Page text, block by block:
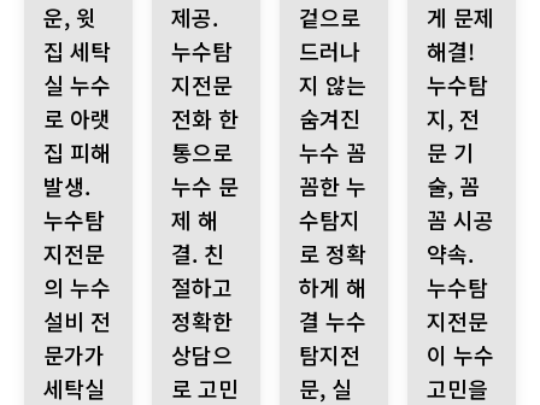
운, 윗
집 세탁
실 누수
로 아랫
집 피해
발생.
누수탐
지전문
의 누수
설비 전
문가가
세탁실
제공.
누수탐
지전문
전화 한
통으로
누수 문
제 해
결. 친
절하고
정확한
상담으
로 고민
겉으로
드러나
지 않는
숨겨진
누수 꼼
꼼한 누
수탐지
로 정확
하게 해
결 누수
탐지전
문, 실
게 문제
해결!
누수탐
지, 전
문 기
술, 꼼
꼼 시공
약속.
누수탐
지전문
이 누수
고민을